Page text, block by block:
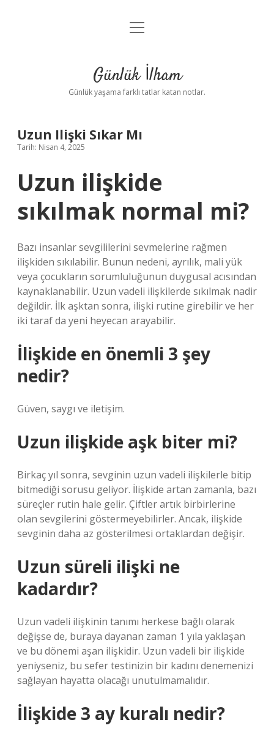
Anasayfa
Yasal Uyarı
menüyü
Günlük İlham
Günlük yaşama farklı tatlar katan notlar.
Uzun Ilişki Sıkar Mı
Tarih: Nisan 4, 2025
Uzun ilişkide
sıkılmak normal mi?
Bazı insanlar sevgililerini sevmelerine rağmen
ilişkiden sıkılabilir. Bunun nedeni, ayrılık, mali yük
veya çocukların sorumluluğunun duygusal acısından
kaynaklanabilir. Uzun vadeli ilişkilerde sıkılmak nadir
değildir. İlk aşktan sonra, ilişki rutine girebilir ve her
iki taraf da yeni heyecan arayabilir.
İlişkide en önemli 3 şey
nedir?
Güven, saygı ve iletişim.
Uzun ilişkide aşk biter mi?
Birkaç yıl sonra, sevginin uzun vadeli ilişkilerle bitip
bitmediği sorusu geliyor. İlişkide artan zamanla, bazı
süreçler rutin hale gelir. Çiftler artık birbirlerine
olan sevgilerini göstermeyebilirler. Ancak, ilişkide
sevginin daha az gösterilmesi ortaklardan değişir.
Uzun süreli ilişki ne
kadardır?
Uzun vadeli ilişkinin tanımı herkese bağlı olarak
değişse de, buraya dayanan zaman 1 yıla yaklaşan
ve bu dönemi aşan ilişkidir. Uzun vadeli bir ilişkide
yeniyseniz, bu sefer testinizin bir kadını denemenizi
sağlayan hayatta olacağı unutulmamalıdır.
İlişkide 3 ay kuralı nedir?